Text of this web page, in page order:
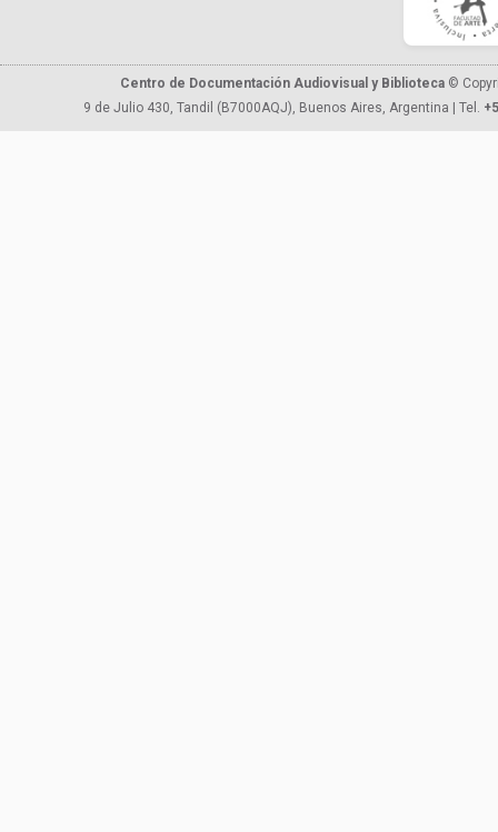
Centro de Documentación Audiovisual y Biblioteca ©
9 de Julio 430, Tandil (B7000AQJ), Buenos Aires, Argentina | Tel.